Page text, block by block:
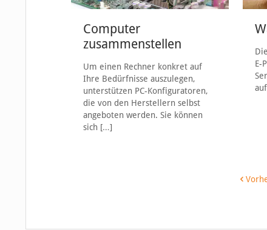
Computer
zusammenstellen
Um einen Rechner konkret auf
Ihre Bedürfnisse auszulegen,
unterstützen PC-Konfiguratoren,
die von den Herstellern selbst
angeboten werden. Sie können
sich […]
E-